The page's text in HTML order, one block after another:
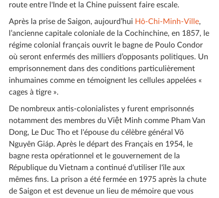
route entre l'Inde et la Chine puissent faire escale.
Après la prise de Saigon, aujourd’hui Hô-Chi-Minh-Ville,
l’ancienne capitale coloniale de la Cochinchine, en 1857, le
régime colonial français ouvrit le bagne de Poulo Condor
où seront enfermés des milliers d’opposants politiques. Un
emprisonnement dans des conditions particulièrement
inhumaines comme en témoignent les cellules appelées «
cages à tigre ».
De nombreux antis-colonialistes y furent emprisonnés
notamment des membres du Việt Minh comme Pham Van
Dong, Le Duc Tho et l'épouse du célèbre général Võ
Nguyên Giáp. Après le départ des Français en 1954, le
bagne resta opérationnel et le gouvernement de la
République du Vietnam a continué d'utiliser l'île aux
mêmes fins. La prison a été fermée en 1975 après la chute
de Saigon et est devenue un lieu de mémoire que vous